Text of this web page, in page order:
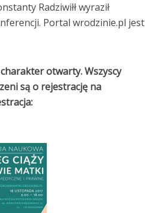
Radziwiłł wyraził
Portal wrodzinie.pl jest
otwarty. Wszyscy
są o rejestrację na